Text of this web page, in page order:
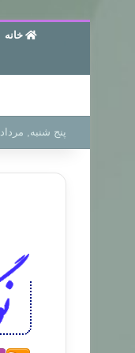
خانه
پنج شنبه, مرداد ۱۵ ۱۴۰۵